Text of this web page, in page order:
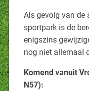
Als gevolg van de
sportpark is de
enigszins
nog niet allemaal
Komend vanuit
N57):